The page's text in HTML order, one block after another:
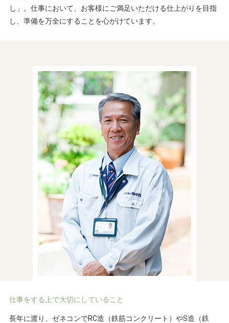
し」。仕事において、お客様にご満足いただける仕上がりを目指
し、準備を万全にすることを心がけています。
仕事をする上で大切にしていること
長年に渡り、ゼネコンでRC造（鉄筋コンクリート）やS造（鉄